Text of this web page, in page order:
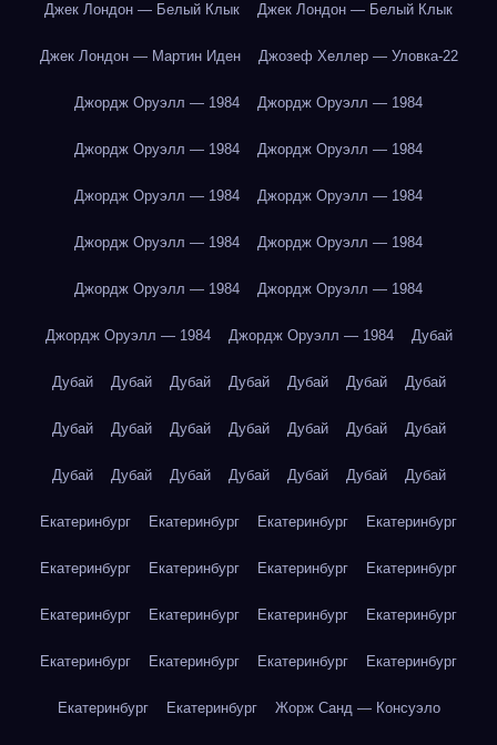
Джек Лондон — Белый Клык Джек Лондон — Белый Клык
Джек Лондон — Мартин Иден Джозеф Хеллер — Уловка-22
Джордж Оруэлл — 1984 Джордж Оруэлл — 1984
Джордж Оруэлл — 1984 Джордж Оруэлл — 1984
Джордж Оруэлл — 1984 Джордж Оруэлл — 1984
Джордж Оруэлл — 1984 Джордж Оруэлл — 1984
Джордж Оруэлл — 1984 Джордж Оруэлл — 1984
Джордж Оруэлл — 1984 Джордж Оруэлл — 1984 Дубай
Дубай Дубай Дубай Дубай Дубай Дубай Дубай
Дубай Дубай Дубай Дубай Дубай Дубай Дубай
Дубай Дубай Дубай Дубай Дубай Дубай Дубай
Екатеринбург Екатеринбург Екатеринбург Екатеринбург
Екатеринбург Екатеринбург Екатеринбург Екатеринбург
Екатеринбург Екатеринбург Екатеринбург Екатеринбург
Екатеринбург Екатеринбург Екатеринбург Екатеринбург
Екатеринбург Екатеринбург Жорж Санд — Консуэло